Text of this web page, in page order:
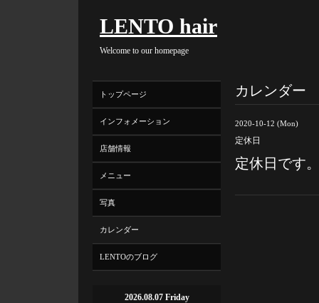
LENTO hair
Welcome to our homepage
カレンダー
2020-10-12 (Mon)
定休日
定休日です
トップページ
インフォメーション
店舗情報
メニュー
写真
カレンダー
LENTOのブログ
2026.08.07 Friday